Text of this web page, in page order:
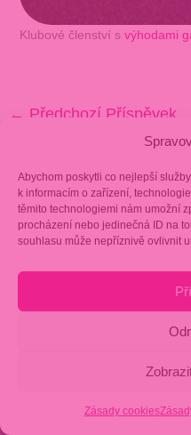
Abychom poskytli co nejlepší
k informacím o zařízení,
těmito technologiemi nám umožní
procházení nebo jedinečná ID na
souhlasu může nepříznivě ovlivnit
Zásady cookies
Klubové členství s výhodami
← Předchozí Příspěvek